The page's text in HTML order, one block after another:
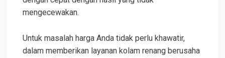
mengecewakan.
Untuk masalah harga Anda tidak perlu khawatir,
dalam memberikan layanan kolam renang berusaha